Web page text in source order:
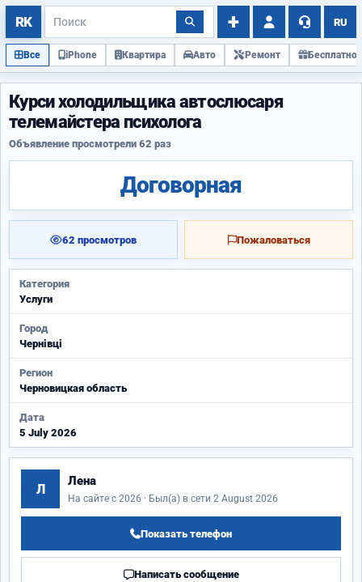
RU
Все iPhone Квартира Авто Ремонт Бесплатно
Курси холодильщика автослюсаря
телемайстера психолога
Объявление просмотрели 62 раз
Договорная
62 просмотров Пожаловаться
Категория
Услуги
Город
Чернівці
Регион
Черновицкая область
Дата
5 July 2026
Л
Лена
На сайте с 2026 · Был(а) в сети 2 August 2026
Показать телефон
Написать сообщение